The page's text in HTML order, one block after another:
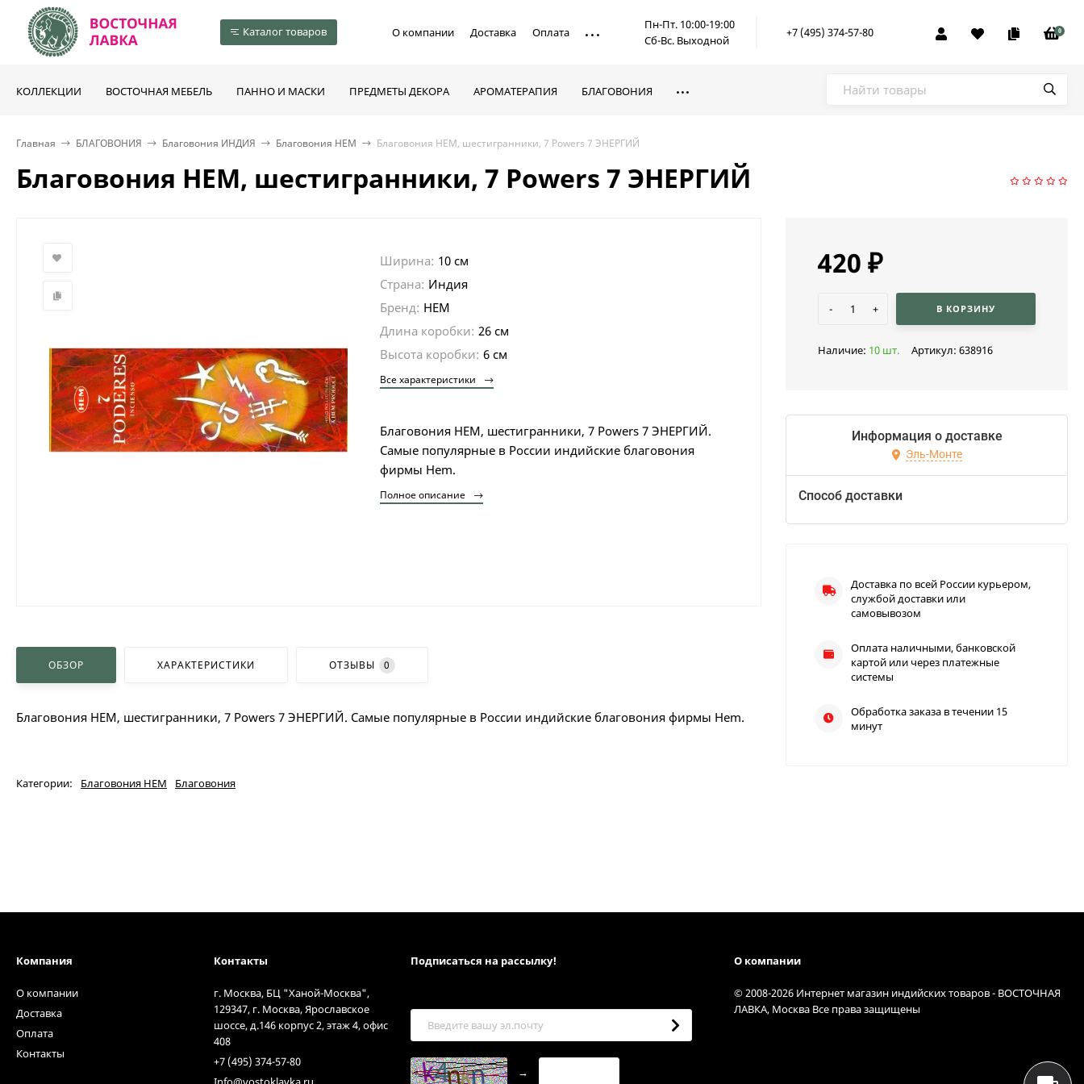
Каталог товаров О компании Доставка Оплата
Пн-Пт. 10:00-19:00
Сб-Вс. Выходной
+7 (495) 374-57-80 0
КОЛЛЕКЦИИ ВОСТОЧНАЯ МЕБЕЛЬ ПАННО И МАСКИ ПРЕДМЕТЫ ДЕКОРА АРОМАТЕРАПИЯ БЛАГОВОНИЯ
Главная БЛАГОВОНИЯ Благовония ИНДИЯ Благовония HEM Благовония HEM, шестигранники, 7 Powers 7 ЭНЕРГИЙ
Благовония HEM, шестигранники, 7 Powers 7 ЭНЕРГИЙ
Ширина: 10 см
Страна: Индия
Бренд: HEM
Длина коробки: 26 см
Высота коробки: 6 см
Все характеристики
Благовония HEM, шестигранники, 7 Powers 7 ЭНЕРГИЙ.
Самые популярные в России индийские благовония
фирмы Hem.
Полное описание
ОБЗОР ХАРАКТЕРИСТИКИ ОТЗЫВЫ 0
Благовония HEM, шестигранники, 7 Powers 7 ЭНЕРГИЙ. Самые популярные в России индийские благовония фирмы Hem.
Категории: Благовония HEM Благовония
420 ₽
- + В КОРЗИНУ
Наличие: 10 шт. Артикул: 638916
Информация о доставке
Эль-Монте
Способ доставки
Доставка по всей России курьером,
службой доставки или
самовывозом
Оплата наличными, банковской
картой или через платежные
системы
Обработка заказа в течении 15
минут
Компания
О компании
Доставка
Оплата
Контакты
Контакты
г. Москва, БЦ "Ханой-Москва",
129347, г. Москва, Ярославское
шоссе, д.146 корпус 2, этаж 4, офис
408
+7 (495) 374-57-80
Подписаться на рассылкy!
→
О компании
© 2008-2026 Интернет магазин индийских товаров - ВОСТОЧНАЯ
ЛАВКА, Москва Все права защищены